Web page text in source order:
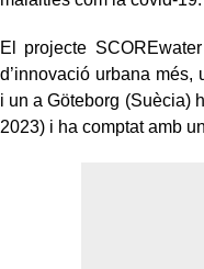
El projecte
d’innovació urbana més,
i un a Göteborg (Suècia)
2023) i ha comptat amb